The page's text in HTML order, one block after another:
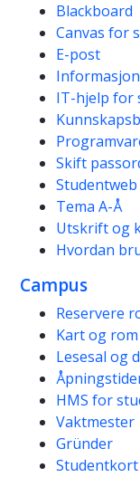
Blackboard
Canvas for
E-post
IT-hjelp for
Skift
Studentweb
Tema A-Å
Utskrift og
Hvordan
Campus
Reservere
Kart og rom
Lesesal og
HMS for
Vaktmester
Gründer
Studentkort